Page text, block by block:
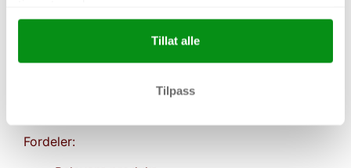
Tillat alle
Tilpass
Refleksdugnad er spesielt populært på høsten og
vinteren.
Produktene er enkle å selge fordi de bidrar til økt
Fordeler: